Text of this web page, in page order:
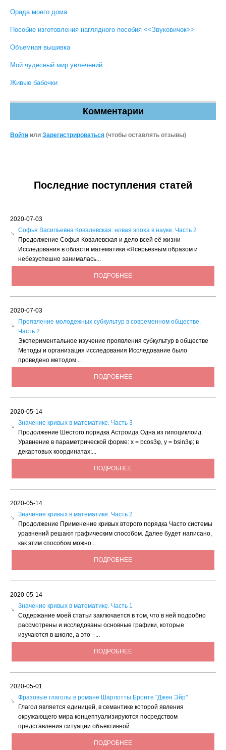
Орада моего дома
Пособие изготовления наглядного пособия <<Звуковичок>>
Объемная вышивка
Мой чудесный мир увлечений
Живые бабочки
Комментарии
Войти или Зарегистрироваться (чтобы оставлять отзывы)
Последние поступления статей
2020-07-03
Софья Васильевна Ковалевская: новая эпоха в науке. Часть 2
Продолжение Софья Ковалевская и дело всей её жизни
Исследования в области математики «Ясерьёзным образом и
небезуспешно занималась...
ПОДРОБНЕЕ
2020-07-03
Проявление молодежных субкультур в современном обществе.
Часть 2
Экспериментальное изучение проявления субкультур в обществе
Методы и организация исследования Исследование было
проведено методом...
ПОДРОБНЕЕ
2020-05-14
Значение кривых в математике. Часть 3
Продолжение Шестого порядка Астроида Одна из гипоциклоид.
Уравнение в параметрической форме: х = bсоs3φ, у = bsin3φ; в
декартовых координатах:...
ПОДРОБНЕЕ
2020-05-14
Значение кривых в математике. Часть 2
Продолжение Применение кривых второго порядка Часто системы
уравнений решают графическим способом. Далее будет написано,
как этим способом можно...
ПОДРОБНЕЕ
2020-05-14
Значение кривых в математике. Часть 1
Содержание моей статьи заключается в том, что в ней подробно
рассмотрены и исследованы основные графики, которые
изучаются в школе, а это –...
ПОДРОБНЕЕ
2020-05-01
Фразовые глаголы в романе Шарлотты Бронте ''Джен Эйр''
Глагол является единицей, в семантике которой явления
окружающего мира концептуализируются посредством
представления ситуации объективной...
ПОДРОБНЕЕ